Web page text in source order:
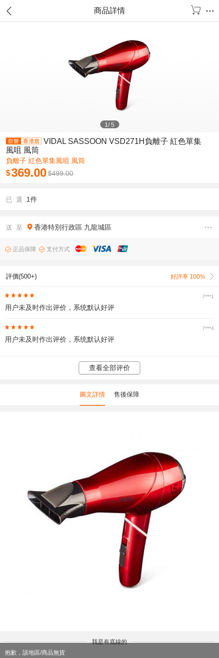
商品詳情
1/5
VIDAL SASSOON VSD271H負離子 紅色單集
風咀 風筒
負離子 紅色單集風咀 風筒
$369.00$499.00
已 選 1件
送 至 香港特別行政區 九龍城區
正品保障 支付方式
評價(500+) 好評率 100%
7***1
用户未及时作出评价，系统默认好评
7***4
用户未及时作出评价，系统默认好评
查看全部评价
圖文詳情 售後保障
我是有底線的
抱歉，該地區/商品無貨